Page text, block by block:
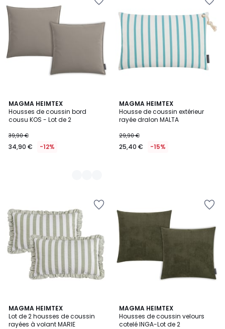
MAGMA HEIMTEX
Housses de coussin bord
cousu KOS - Lot de 2
39,90 €
34,90 € -12%
6
Couleurs
MAGMA HEIMTEX
Housse de coussin extérieur
rayée dralon MALTA
29,90 €
25,40 € -15%
MAGMA HEIMTEX
Lot de 2 housses de coussin
rayées à volant MARIE
2
Couleurs
MAGMA HEIMTEX
Housses de coussin velours
cotelé INGA-Lot de 2